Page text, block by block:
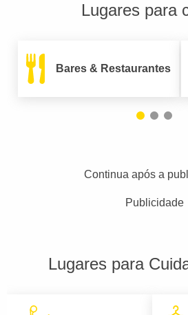
Lugares para
Bares & Restaurantes
Continua após a
Publicidade
Lugares para